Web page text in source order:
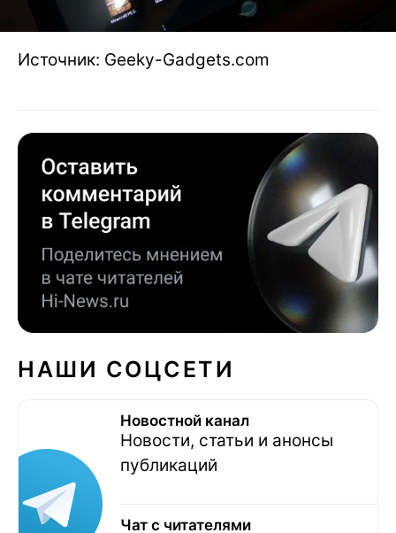
Источник: Geeky-Gadgets.com
НАШИ СОЦСЕТИ
Новостной канал
Новости, статьи и анонсы
публикаций
Чат с читателями